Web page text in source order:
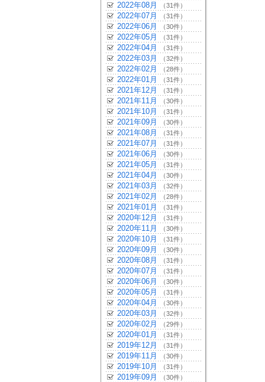
2022年08月 （31件）
2022年07月 （31件）
2022年06月 （30件）
2022年05月 （31件）
2022年04月 （31件）
2022年03月 （32件）
2022年02月 （28件）
2022年01月 （31件）
2021年12月 （31件）
2021年11月 （30件）
2021年10月 （31件）
2021年09月 （30件）
2021年08月 （31件）
2021年07月 （31件）
2021年06月 （30件）
2021年05月 （31件）
2021年04月 （30件）
2021年03月 （32件）
2021年02月 （28件）
2021年01月 （31件）
2020年12月 （31件）
2020年11月 （30件）
2020年10月 （31件）
2020年09月 （30件）
2020年08月 （31件）
2020年07月 （31件）
2020年06月 （30件）
2020年05月 （31件）
2020年04月 （30件）
2020年03月 （32件）
2020年02月 （29件）
2020年01月 （31件）
2019年12月 （31件）
2019年11月 （30件）
2019年10月 （31件）
2019年09月 （30件）